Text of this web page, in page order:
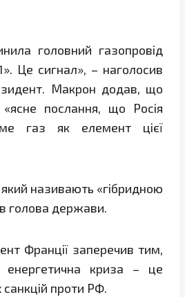
головний газопровід
Це сигнал», – наголосив
Макрон додав, що
послання, що Росія
газ як елемент цієї
називають «гібридною
голова держави.
Франції заперечив тим,
криза – це
санкцій проти РФ.